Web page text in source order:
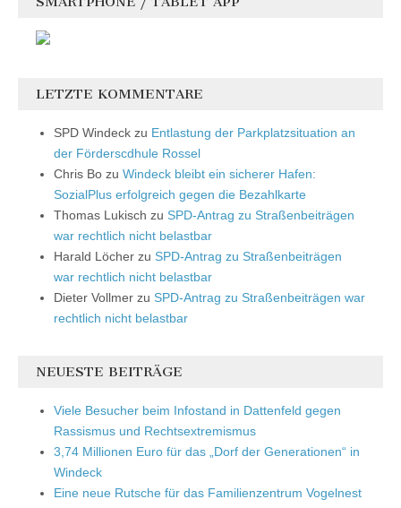
LETZTE KOMMENTARE
SPD Windeck zu Entlastung der Parkplatzsituation an
der Förderscdhule Rossel
Chris Bo zu Windeck bleibt ein sicherer Hafen:
SozialPlus erfolgreich gegen die Bezahlkarte
Thomas Lukisch zu SPD-Antrag zu Straßenbeiträgen
war rechtlich nicht belastbar
Harald Löcher zu SPD-Antrag zu Straßenbeiträgen
war rechtlich nicht belastbar
Dieter Vollmer zu SPD-Antrag zu Straßenbeiträgen war
rechtlich nicht belastbar
NEUESTE BEITRÄGE
Viele Besucher beim Infostand in Dattenfeld gegen
Rassismus und Rechtsextremismus
3,74 Millionen Euro für das „Dorf der Generationen“ in
Windeck
Eine neue Rutsche für das Familienzentrum Vogelnest